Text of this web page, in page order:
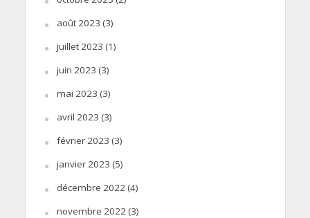
août 2023 (3)
juillet 2023 (1)
juin 2023 (3)
mai 2023 (3)
avril 2023 (3)
février 2023 (3)
janvier 2023 (5)
décembre 2022(4)
novembre 2022(3)